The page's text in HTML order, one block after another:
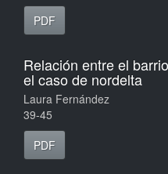
PDF
Relación entre el
el caso de nordelta
Laura Fernández
39-45
PDF